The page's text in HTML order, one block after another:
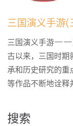
三国演义手游
三国演义手游——
古以来，三国时
承和历史研究的
等作品不断地诠
搜索